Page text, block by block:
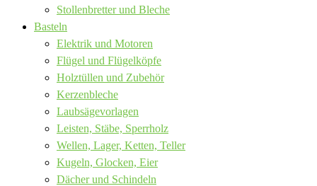
Stollenbretter und Bleche
Basteln
Elektrik und Motoren
Flügel und Flügelköpfe
Holztüllen und Zubehör
Kerzenbleche
Laubsägevorlagen
Leisten, Stäbe, Sperrholz
Wellen, Lager, Ketten, Teller
Kugeln, Glocken, Eier
Dächer und Schindeln